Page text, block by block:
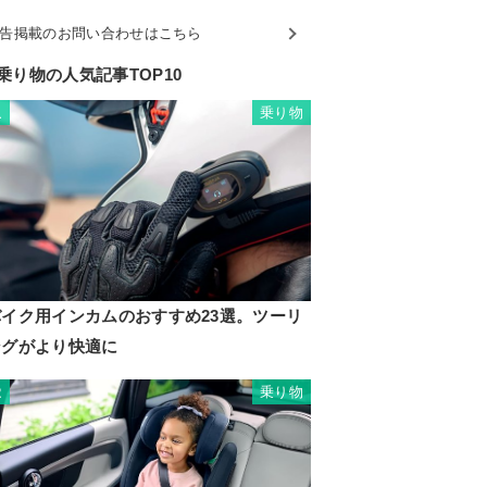
掲載のお問い合わせはこちら
り物の人気記事TOP10
乗り物
ク用インカムのおすすめ23選。ツーリ
がより快適に
乗り物